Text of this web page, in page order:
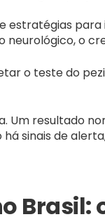
estratégias
o
o teste do
Um resultado
sinais de
Brasil: